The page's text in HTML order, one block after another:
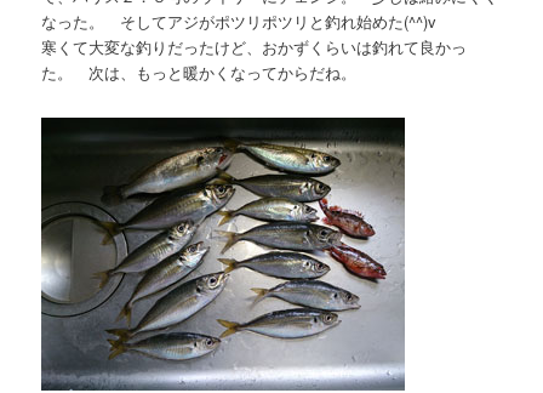
なった。 そしてアジがポツリポツリと釣れ始めた(^^)v
寒くて大変な釣りだったけど、おかずくらいは釣れて良かっ
た。 次は、もっと暖かくなってからだね。